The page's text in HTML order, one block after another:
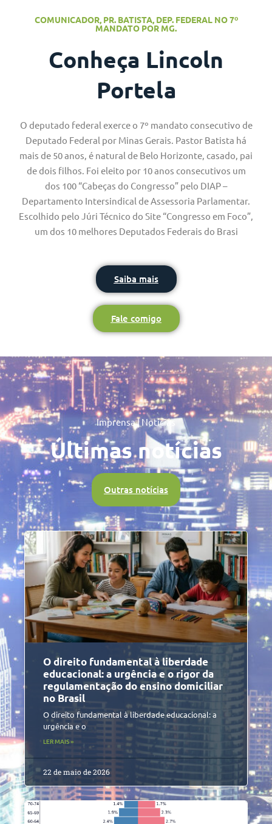
COMUNICADOR, PR. BATISTA, DEP. FEDERAL NO 7º
MANDATO POR MG.
Conheça Lincoln
Portela
O deputado federal exerce o 7º mandato consecutivo de
Deputado Federal por Minas Gerais. Pastor Batista há
mais de 50 anos, é natural de Belo Horizonte, casado, pai
de dois filhos. Foi eleito por 10 anos consecutivos um
dos 100 “Cabeças do Congresso” pelo DIAP –
Departamento Intersindical de Assessoria Parlamentar.
Escolhido pelo Júri Técnico do Site “Congresso em Foco”,
um dos 10 melhores Deputados Federais do Brasi
Saiba mais
Fale comigo
Imprensa | Notícias
Últimas notícias
Outras notícias
O direito fundamental à liberdade
educacional: a urgência e o rigor da
regulamentação do ensino domiciliar
no Brasil
O direito fundamental à liberdade educacional: a
urgência e o
LER MAIS »
22 de maio de 2026